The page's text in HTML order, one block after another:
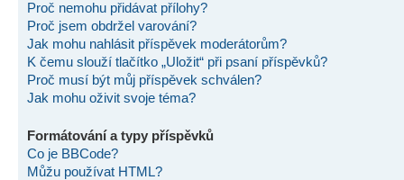
Proč nemohu přidávat přílohy?
Proč jsem obdržel varování?
Jak mohu nahlásit příspěvek moderátorům?
K čemu slouží tlačítko „Uložit“ při psaní příspěvků?
Proč musí být můj příspěvek schválen?
Jak mohu oživit svoje téma?
Formátování a typy příspěvků
Co je BBCode?
Můžu používat HTML?